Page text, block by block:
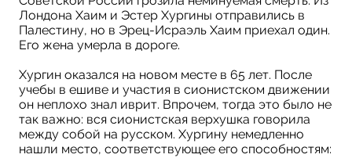
Лондона Хаим и Эстер Хургины отправились в
Палестину, но в Эрец-Исраэль Хаим приехал один.
Его жена умерла в дороге.
Хургин оказался на новом месте в 65 лет. После
учебы в ешиве и участия в сионистском движении
он неплохо знал иврит. Впрочем, тогда это было не
так важно: вся сионистская верхушка говорила
между собой на русском. Хургину немедленно
нашли место, соответствующее его способностям: